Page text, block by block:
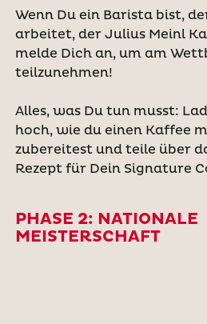
Wenn Du ein Barista bist,
arbeitet, der Julius Meinl
melde Dich an, um am
teilzunehmen!
Alles, was Du tun musst:
hoch, wie du einen Kaffee
zubereitest und teile über
Rezept für Dein Signature
PHASE 2: NATIONALE
MEISTERSCHAFT